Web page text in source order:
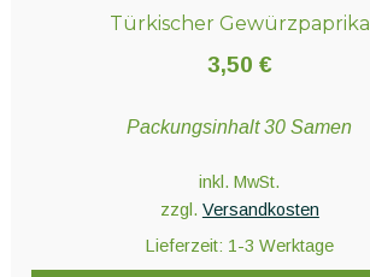
Türkischer Gewürzpaprika
3,50 €
Packungsinhalt 30 Samen
inkl. MwSt.
zzgl. Versandkosten
Lieferzeit: 1-3 Werktage